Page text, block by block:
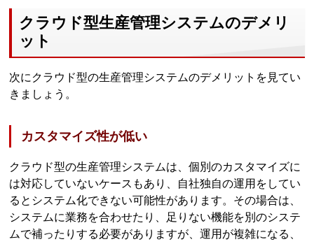
クラウド型生産管理システムのデメリ
ット
次にクラウド型の生産管理システムのデメリットを見てい
きましょう。
カスタマイズ性が低い
クラウド型の生産管理システムは、個別のカスタマイズに
は対応していないケースもあり、自社独自の運用をしてい
るとシステム化できない可能性があります。その場合は、
システムに業務を合わせたり、足りない機能を別のシステ
ムで補ったりする必要がありますが、運用が複雑になる、